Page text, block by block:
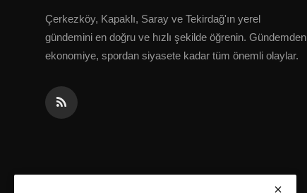
Çerkezköy, Kapaklı, Saray ve Tekirdağ'ın yerel
gündemini en doğru ve hızlı şekilde öğrenin. Gündemden
ekonomiye, spordan siyasete kadar tüm önemli olaylar.